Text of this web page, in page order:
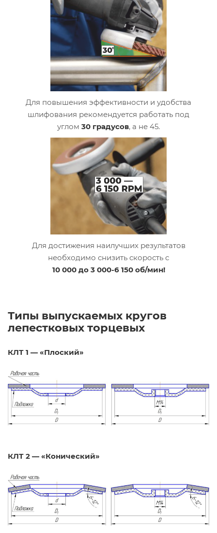
Для повышения эффективности и удобства
шлифования рекомендуется работать под
углом 30 градусов, а не 45.
Для достижения наилучших результатов
необходимо снизить скорость с
10 000 до 3 000-6 150 об/мин!
Типы выпускаемых кругов
лепестковых торцевых
КЛТ 1 — «Плоский»
КЛТ 2 — «Конический»